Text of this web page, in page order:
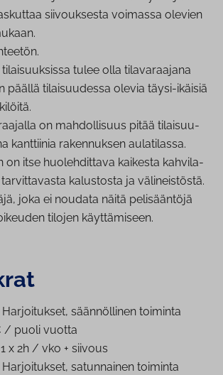
sii­vouk­ses­ta voimassa olevien
tulee olla ti­la­va­raa­ja­na
päällä ti­lai­suu­des­sa olevia täysi-ikäisiä
on mah­dol­li­suus pitää ti­lai­suu­
kanttiinia rakennuksen aulatilassa.
on itse huo­leh­dit­ta­va kaikesta kah­vi­la­
kalustosta ja vä­li­neis­tös­tä.
joka ei noudata näitä pe­li­sään­tö­jä
tilojen käyt­tä­mi­seen.
sään­nöl­li­nen toiminta
/ puoli vuotta
1 x 2h / vko + siivous
satunnainen toiminta